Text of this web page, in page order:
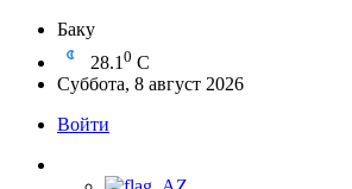
Баку
28.1 0 C
Суббота, 8 август 2026
Войти